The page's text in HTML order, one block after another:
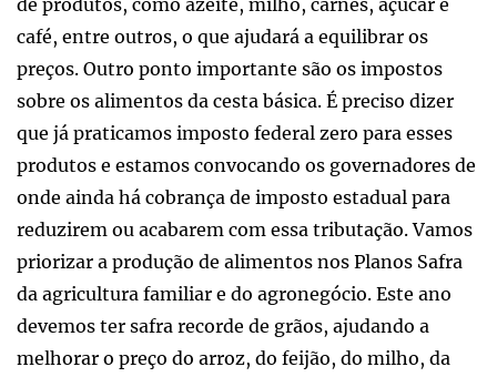
café, entre outros, o que ajudará a equilibrar os
preços. Outro ponto importante são os impostos
sobre os alimentos da cesta básica. É preciso dizer
que já praticamos imposto federal zero para esses
produtos e estamos convocando os governadores de
onde ainda há cobrança de imposto estadual para
reduzirem ou acabarem com essa tributação. Vamos
priorizar a produção de alimentos nos Planos Safra
da agricultura familiar e do agronegócio. Este ano
devemos ter safra recorde de grãos, ajudando a
melhorar o preço do arroz, do feijão, do milho, da